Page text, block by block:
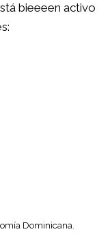
bieeeen activo
Dominicana,